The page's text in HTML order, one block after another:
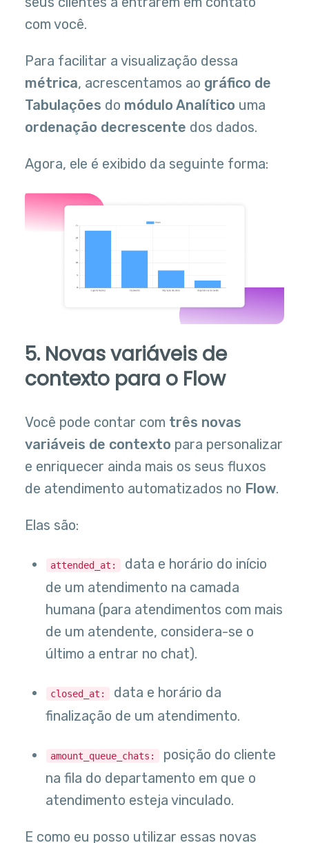
com você.
Para facilitar a visualização dessa
métrica, acrescentamos ao gráfico de
Tabulações do módulo Analítico uma
ordenação decrescente dos dados.
Agora, ele é exibido da seguinte forma:
5. Novas variáveis de
contexto para o Flow
Você pode contar com três novas
variáveis de contexto para personalizar
e enriquecer ainda mais os seus fluxos
de atendimento automatizados no Flow.
Elas são:
attended_at:
data e horário do início
de um atendimento na camada
humana (para atendimentos com mais
de um atendente, considera-se o
último a entrar no chat).
closed_at:
data e horário da
finalização de um atendimento.
amount_queue_chats:
posição do cliente
na fila do departamento em que o
atendimento esteja vinculado.
E como eu posso utilizar essas novas